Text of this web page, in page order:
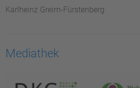
Karlheinz Greim-Fürstenberg
Mediathek